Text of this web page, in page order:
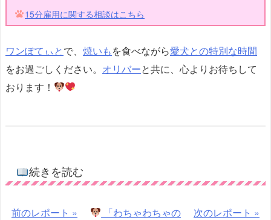
15分雇用に関する相談はこちら
ワンぽてぃとで、 焼いもを食べながら愛犬との特別な時間
をお過ごしください。 オリバーと共に、心よりお待ちして
おります！
続きを読む
前のレポート » 「わちゃわちゃの 次のレポート »